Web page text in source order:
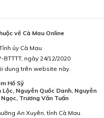
về Cà Mau Online
ủy Cà Mau
ngày 24/12/2020
dung trên website này.
Hồ Sỹ
Nguyễn Quốc Danh, Nguyễn
Trương Văn Tuấn
An Xuyên, tỉnh Cà Mau.